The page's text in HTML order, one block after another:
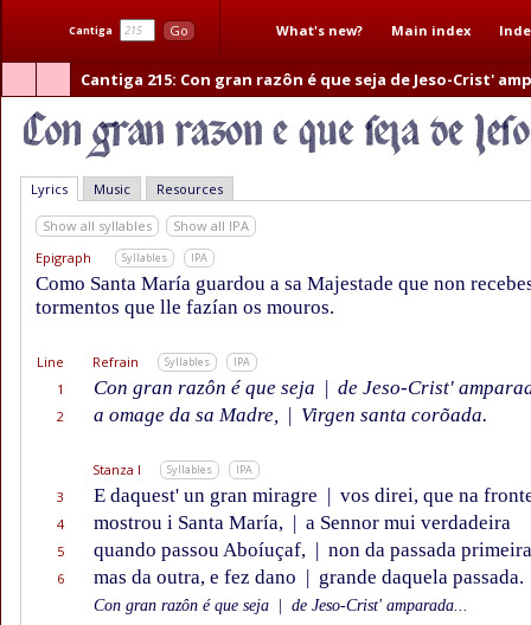
Cantiga Go What's new? Main index
Cantiga 215: Con gran razôn é que seja de Jeso-Crist'
Lyrics Music Resources
Show all syllables
Show all IPA
Epigraph
Syllables IPA
Como Santa María guardou a sa Majestade que non
tormentos que lle fazían os mouros.
Line Refrain Syllables IPA
1 Con gran razôn é que seja | de Jeso-Crist'
2 a omage da sa Madre, | Virgen santa corõada.
Stanza I Syllables IPA
3 E daquest' un gran miragre | vos direi, que na
4 mostrou i Santa María, | a Sennor mui verdadeira
5 quando passou Aboíuçaf, | non da passada
6 mas da outra, e fez dano | grande daquela passada.
Con gran razôn é que seja de Jeso-Crist' amparada...